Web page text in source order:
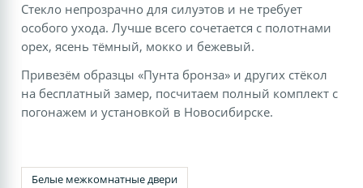
Стекло непрозрачно для силуэтов и не требует
особого ухода. Лучше всего сочетается с полотнами
орех, ясень тёмный, мокко и бежевый.
Привезём образцы «Пунта бронза» и других стёкол
на бесплатный замер, посчитаем полный комплект с
погонажем и установкой в Новосибирске.
Белые межкомнатные двери